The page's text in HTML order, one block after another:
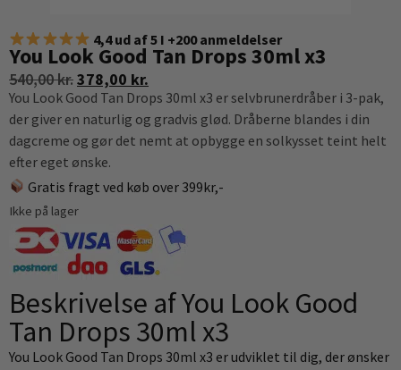
4,4 ud af 5 I +200 anmeldelser
You Look Good Tan Drops 30ml x3
540,00kr.378,00 kr.
You Look Good Tan Drops 30ml x3 er selvbrunerdråber i 3-pak,
der giver en naturlig og gradvis glød. Dråberne blandes i din
dagcreme og gør det nemt at opbygge en solkysset teint helt
efter eget ønske.
Gratis fragt ved køb over 399kr,-
Ikke på lager
Beskrivelse af You Look Good
Tan Drops 30ml x3
You Look Good Tan Drops 30ml x3 er udviklet til dig, der ønsker